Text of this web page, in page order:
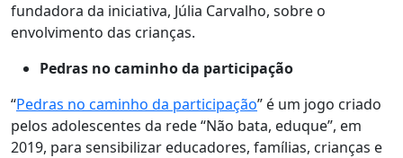
fundadora da iniciativa, Júlia Carvalho, sobre o
envolvimento das crianças.
Pedras no caminho da participação
“Pedras no caminho da participação” é um jogo criado
pelos adolescentes da rede “Não bata, eduque”, em
2019, para sensibilizar educadores, famílias, crianças e